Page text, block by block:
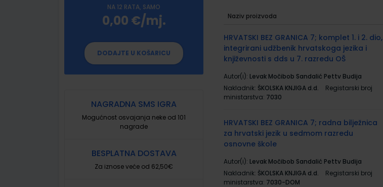
NA 12 RATA, SAMO
0,00 €/mj.
DODAJTE U KOŠARICU
NAGRADNA SMS IGRA
Mogućnost osvajanja neke od 101
nagrade
BESPLATNA DOSTAVA
Za iznose veće od 62,50€
proizvodi
Naziv proizvoda
HRVATSKI BEZ GRANICA 7; komplet 1. i 2. dio,
integrirani udžbenik hrvatskoga jezika i
književnosti s dds u 7. razredu OŠ
Autor(i): Levak Močibob Sandalić Pettv Budija
Nakladnik: ŠKOLSKA KNJIGA d.d.
Registarski broj
ministarstva: 7030
HRVATSKI BEZ GRANICA 7; radna bilježnica
za hrvatski jezik u sedmom razredu
osnovne škole
Autor(i): Levak Močibob Sandalić Pettv Budija
Nakladnik: ŠKOLSKA KNJIGA d.d.
Registarski broj
ministarstva: 7030-DOM